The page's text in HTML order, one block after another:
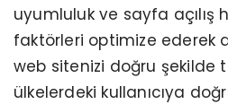
uyumluluk ve sayfa açılış
faktörleri optimize ederek
web sitenizi doğru şekilde
ülkelerdeki kullanıcıya